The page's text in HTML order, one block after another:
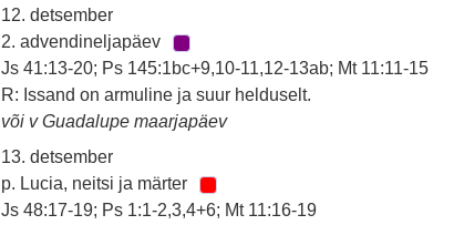
12. detsember
2. advendineljapäev
Js 41:13-20; Ps 145:1bc+9,10-11,12-13ab; Mt 11:11-15
R: Issand on armuline ja suur helduselt.
või v Guadalupe maarjapäev
13. detsember
p. Lucia, neitsi ja märter
Js 48:17-19; Ps 1:1-2,3,4+6; Mt 11:16-19